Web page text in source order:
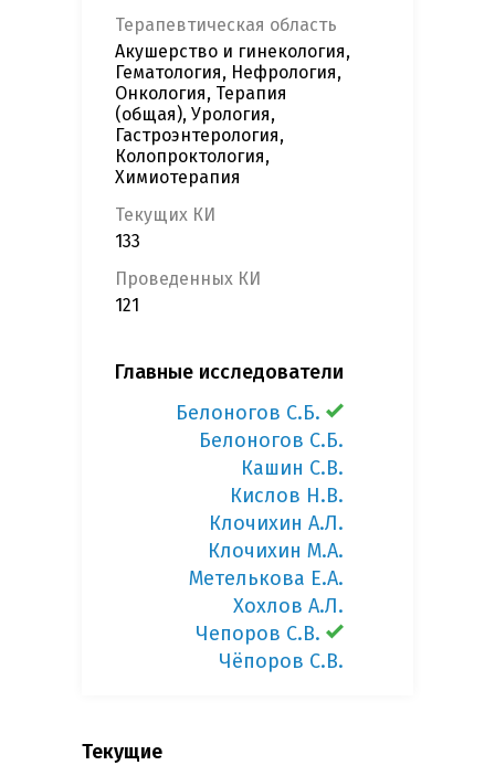
Терапевтическая область
Акушерство и гинекология,
Гематология, Нефрология,
Онкология, Терапия
(общая), Урология,
Гастроэнтерология,
Колопроктология,
Химиотерапия
Текущих КИ
133
Проведенных КИ
121
Главные исследователи
Белоногов С.Б.
Белоногов С.Б.
Кашин С.В.
Кислов Н.В.
Клочихин А.Л.
Клочихин М.А.
Метелькова Е.А.
Хохлов А.Л.
Чепоров С.В.
Чёпоров С.В.
Текущие